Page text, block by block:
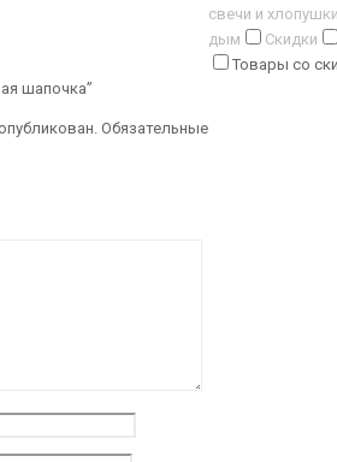
шапочка”
Обязательные
свечи и
дым
Скидки
Товары со